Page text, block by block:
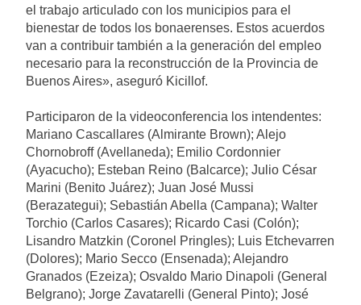
el trabajo articulado con los municipios para el
bienestar de todos los bonaerenses. Estos acuerdos
van a contribuir también a la generación del empleo
necesario para la reconstrucción de la Provincia de
Buenos Aires», aseguró Kicillof.
Participaron de la videoconferencia los intendentes:
Mariano Cascallares (Almirante Brown); Alejo
Chornobroff (Avellaneda); Emilio Cordonnier
(Ayacucho); Esteban Reino (Balcarce); Julio César
Marini (Benito Juárez); Juan José Mussi
(Berazategui); Sebastián Abella (Campana); Walter
Torchio (Carlos Casares); Ricardo Casi (Colón);
Lisandro Matzkin (Coronel Pringles); Luis Etchevarren
(Dolores); Mario Secco (Ensenada); Alejandro
Granados (Ezeiza); Osvaldo Mario Dinapoli (General
Belgrano); Jorge Zavatarelli (General Pinto); José